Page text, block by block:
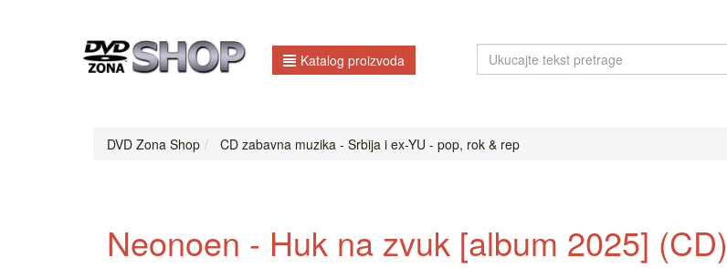
Katalog proizvoda
DVD Zona Shop CD zabavna muzika - Srbija i ex-YU - pop, rok & rep
Neonoen - Huk na zvuk [album 2025] (CD)